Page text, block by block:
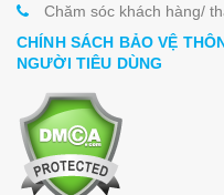
Chăm sóc khách hàng/
CHÍNH SÁCH BẢO VỆ
NGƯỜI TIÊU DÙNG